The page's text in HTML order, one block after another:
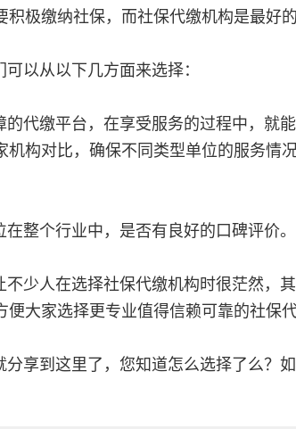
极缴纳社保，而社保代缴机构是最好
以从以下几方面来选择：
代缴平台，在享受服务的过程中，就
构对比，确保不同类型单位的服务情
整个行业中，是否有良好的口碑评价
少人在选择社保代缴机构时很茫然，
大家选择更专业值得信赖可靠的社保
分享到这里了，您知道怎么选择了么？